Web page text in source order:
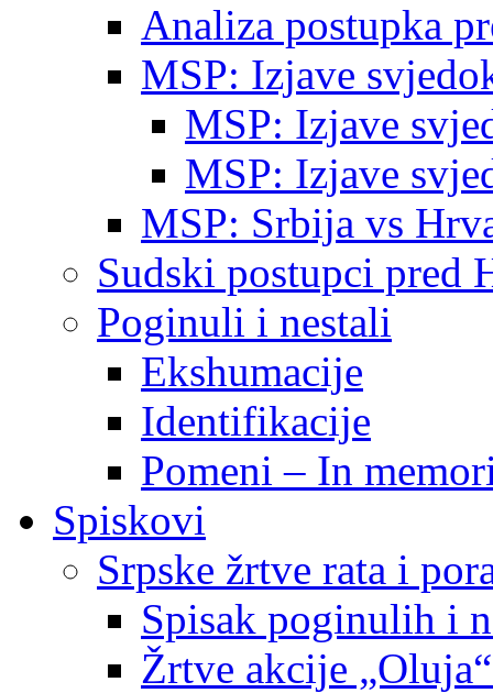
Analiza postupka
MSP: Izjave
MSP: Izjave
MSP: Izjave
MSP: Srbija vs
Sudski postupci pred
Poginuli i nestali
Ekshumacije
Identifikacije
Pomeni – In
Spiskovi
Srpske žrtve rata i
Spisak poginulih i
Žrtve akcije